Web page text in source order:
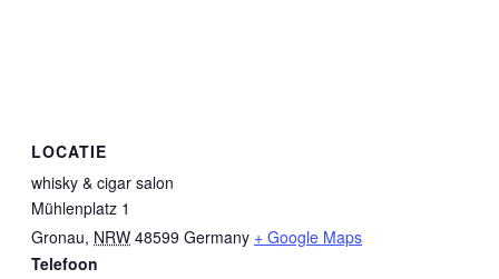
LOCATIE
whisky & cigar salon
Mühlenplatz 1
Gronau, NRW 48599 Germany + Google Maps
Telefoon